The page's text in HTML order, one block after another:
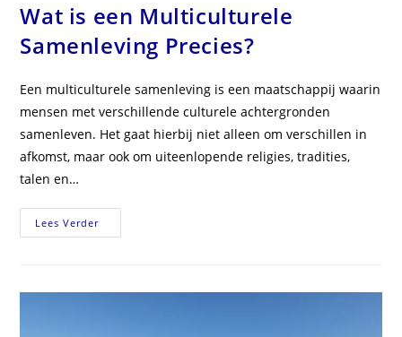
Wat is een Multiculturele
Samenleving Precies?
Een multiculturele samenleving is een maatschappij waarin
mensen met verschillende culturele achtergronden
samenleven. Het gaat hierbij niet alleen om verschillen in
afkomst, maar ook om uiteenlopende religies, tradities,
talen en…
Lees VerderWat
Is